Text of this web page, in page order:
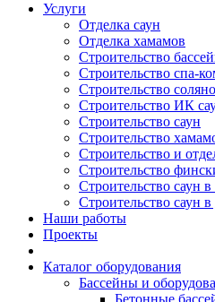
Услуги
Отделка саун
Отделка хамамов
Строительство
Строительство спа-
Строительство
Строительство ИК
Строительство саун
Строительство
Строительство и
Строительство
Строительство саун в
Строительство саун
Наши работы
Проекты
Каталог оборудования
Бассейны и
Бетонные